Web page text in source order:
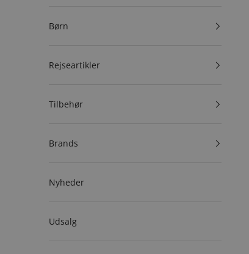
Børn
Rejseartikler
Tilbehør
Brands
Nyheder
Udsalg